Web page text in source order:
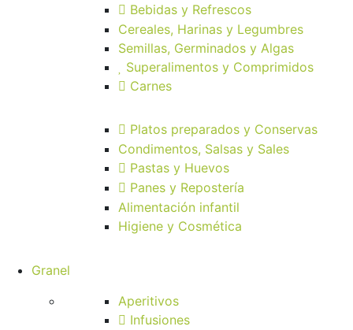
Bebidas y Refrescos
Cereales, Harinas y Legumbres
Semillas, Germinados y Algas
Superalimentos y Comprimidos
Carnes
Platos preparados y Conservas
Condimentos, Salsas y Sales
Pastas y Huevos
Panes y Repostería
Alimentación infantil
Higiene y Cosmética
Granel
Aperitivos
Infusiones